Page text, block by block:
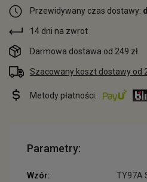
Przewidywany czas dostawy:
14 dni na zwrot
Darmowa dostawa od 249 zł
Szacowany koszt dostawy od
Metody płatności:
Parametry:
Wzór:
TY97A